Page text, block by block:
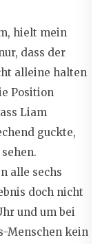
hielt mein
dass der
alleine halten
Position
Liam
guckte,
alle sechs
doch nicht
und um bei
Menschen kein